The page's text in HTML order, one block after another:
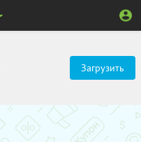
Загрузить